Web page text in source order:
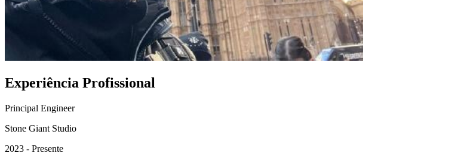
Experiência Profissional
Principal Engineer
Stone Giant Studio
2023 - Presente